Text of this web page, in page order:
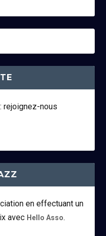
rejoignez-nous
en effectuant un
avec Hello Asso.